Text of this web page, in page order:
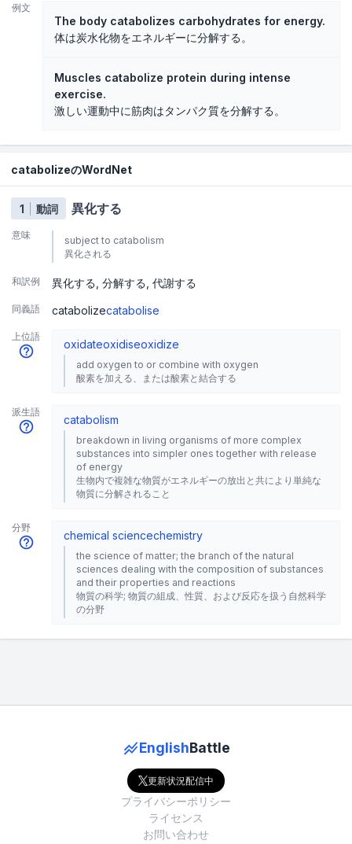
例文
The body catabolizes carbohydrates for energy.
体は炭水化物をエネルギーに分解する。
Muscles catabolize protein during intense
exercise.
激しい運動中に筋肉はタンパク質を分解する。
catabolizeのWordNet
1 動詞 異化する
意味
subject to catabolism
異化される
和訳例 異化する 分解する 代謝する
同義語 catabolizecatabolise
上位語
oxidateoxidiseoxidize
add oxygen to or combine with oxygen
酸素を加える、または酸素と結合する
派生語
catabolism
breakdown in living organisms of more complex
substances into simpler ones together with release
of energy
生物内で複雑な物質がエネルギーの放出と共により単純な
物質に分解されること
分野
chemical sciencechemistry
the science of matter; the branch of the natural
sciences dealing with the composition of substances
and their properties and reactions
物質の科学; 物質の組成、性質、および反応を扱う自然科学
の分野
EnglishBattle
更新状況配信中
プライバシーポリシー
ライセンス
お問い合わせ